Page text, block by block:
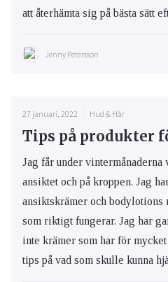
att återhämta sig på bästa sätt
Jenny Petersson
27 januari, 2022 Hud & Hår
Tips på produkter
Jag får under vintermånaderna
ansiktet och på kroppen. Jag
ansiktskrämer och bodylotions
som riktigt fungerar. Jag har
inte krämer som har för
tips på vad som skulle kunna